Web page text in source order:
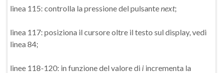
linea 115: controlla la pressione del pulsantenext;
linea 117: posiziona il cursore oltre il testo sul display, vedi
linea 84;
linee 118-120: in funzione del valore di i incrementa la